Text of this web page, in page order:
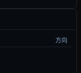
方向